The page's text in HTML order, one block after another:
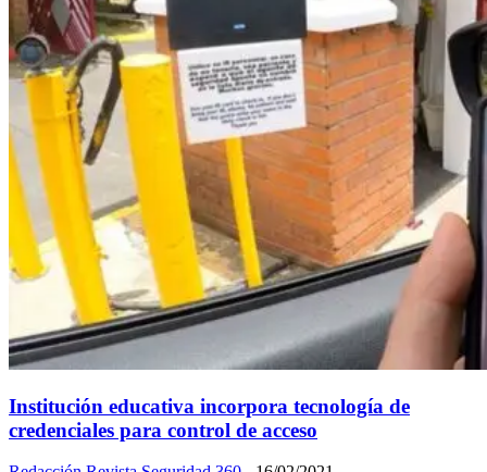
Institución educativa incorpora tecnología de
credenciales para control de acceso